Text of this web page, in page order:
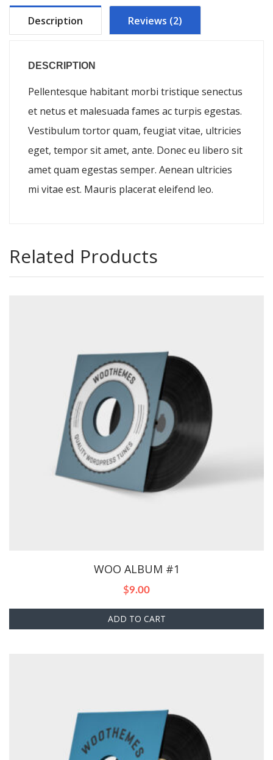
Description Reviews (2)
DESCRIPTION
Pellentesque habitant morbi tristique senectus
et netus et malesuada fames ac turpis egestas.
Vestibulum tortor quam, feugiat vitae, ultricies
eget, tempor sit amet, ante. Donec eu libero sit
amet quam egestas semper. Aenean ultricies
mi vitae est. Mauris placerat eleifend leo.
Related Products
WOO ALBUM #1
$9.00
ADD TO CART